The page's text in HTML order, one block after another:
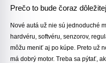
Prečo to bude čoraz
Nové autá už nie sú jednoduché
hardvéru, softvéru, senzorov,
môžu meniť aj po kúpe. Preto už
má dobrý motor. Treba sa pýtať,